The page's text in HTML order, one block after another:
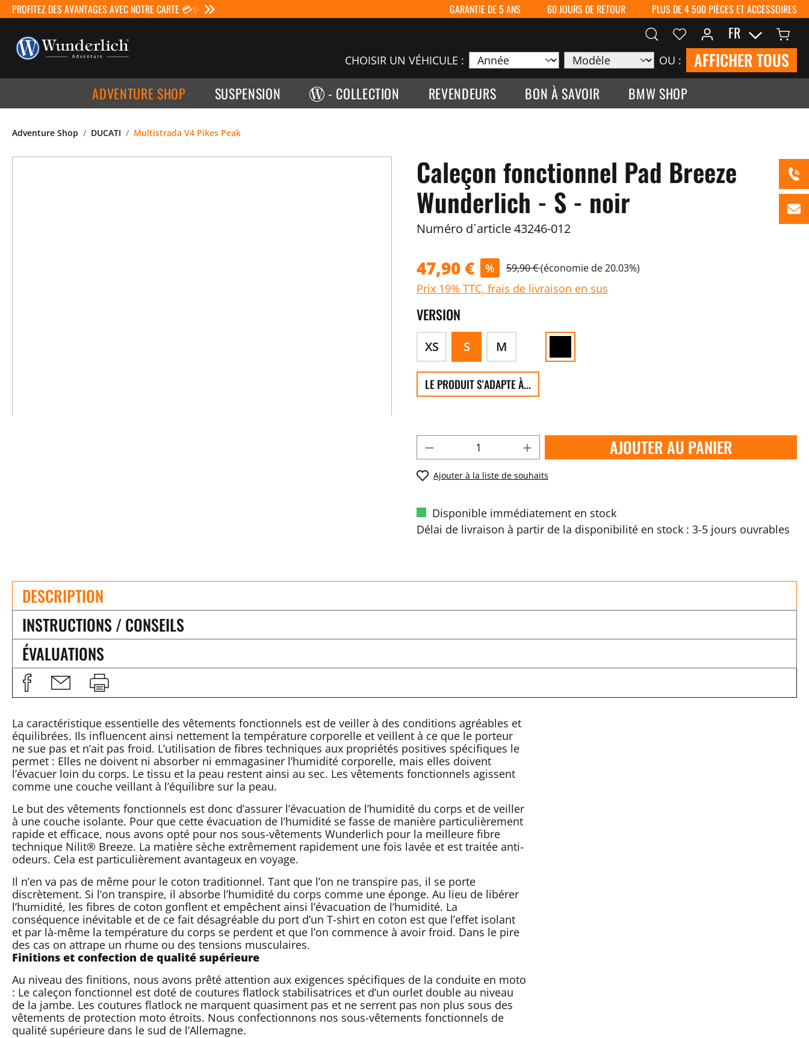
PROFITEZ DES AVANTAGES AVEC NOTRE CARTE 💳✨ GARANTIE DE 5 ANS 60 JOURS DE RETOUR PLUS DE 4 500 PIÈCES ET ACCESSOIRES
CHOISIR UN VÉHICULE : OU : AFFICHER TOUS
FR
ADVENTURE SHOP SUSPENSION - COLLECTION REVENDEURS BON À SAVOIR BMW SHOP
Adventure Shop DUCATI Multistrada V4 Pikes Peak
Caleçon fonctionnel Pad Breeze
Wunderlich - S - noir
Numéro d´article43246-012
47,90 € % 59,90 €(économie de 20.03%)
Prix 19% TTC, frais de livraison en sus
VERSION
XS S M
LE PRODUIT S'ADAPTE À...
AJOUTER AU PANIER
Ajouter à la liste de souhaits
Disponible immédiatement en stock
Délai de livraison à partir de la disponibilité en stock : 3-5 jours ouvrables
DESCRIPTION
INSTRUCTIONS / CONSEILS
ÉVALUATIONS
La caractéristique essentielle des vêtements fonctionnels est de veiller à des conditions agréables et
équilibrées. Ils influencent ainsi nettement la température corporelle et veillent à ce que le porteur
ne sue pas et n’ait pas froid. L’utilisation de fibres techniques aux propriétés positives spécifiques le
permet : Elles ne doivent ni absorber ni emmagasiner l’humidité corporelle, mais elles doivent
l’évacuer loin du corps. Le tissu et la peau restent ainsi au sec. Les vêtements fonctionnels agissent
comme une couche veillant à l’équilibre sur la peau.
Le but des vêtements fonctionnels est donc d’assurer l’évacuation de l’humidité du corps et de veiller
à une couche isolante. Pour que cette évacuation de l’humidité se fasse de manière particulièrement
rapide et efficace, nous avons opté pour nos sous-vêtements Wunderlich pour la meilleure fibre
technique Nilit® Breeze. La matière sèche extrêmement rapidement une fois lavée et est traitée anti-
odeurs. Cela est particulièrement avantageux en voyage.
Il n’en va pas de même pour le coton traditionnel. Tant que l’on ne transpire pas, il se porte
discrètement. Si l’on transpire, il absorbe l’humidité du corps comme une éponge. Au lieu de libérer
l’humidité, les fibres de coton gonflent et empêchent ainsi l’évacuation de l’humidité. La
conséquence inévitable et de ce fait désagréable du port d’un T-shirt en coton est que l’effet isolant
et par là-même la température du corps se perdent et que l’on commence à avoir froid. Dans le pire
des cas on attrape un rhume ou des tensions musculaires.
Finitions et confection de qualité supérieure
Au niveau des finitions, nous avons prêté attention aux exigences spécifiques de la conduite en moto
: Le caleçon fonctionnel est doté de coutures flatlock stabilisatrices et d’un ourlet double au niveau
de la jambe. Les coutures flatlock ne marquent quasiment pas et ne serrent pas non plus sous des
vêtements de protection moto étroits. Nous confectionnons nos sous-vêtements fonctionnels de
qualité supérieure dans le sud de l’Allemagne.